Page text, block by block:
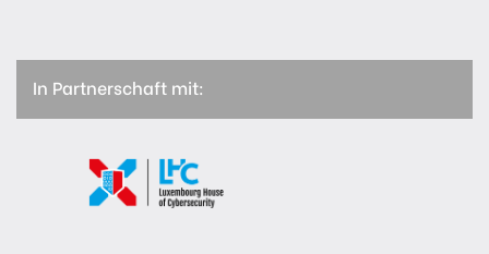
In Partnerschaft mit: